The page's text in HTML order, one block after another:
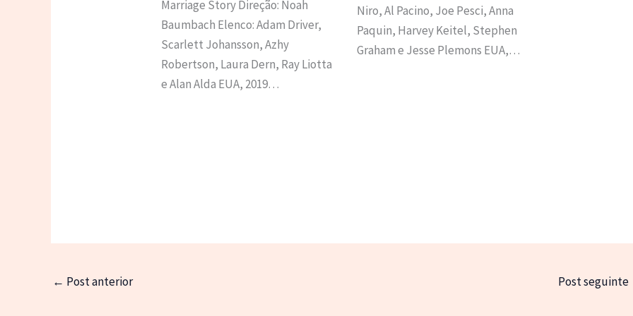
Marriage Story Direção: Noah
Baumbach Elenco: Adam Driver,
Scarlett Johansson, Azhy
Robertson, Laura Dern, Ray Liotta
e Alan Alda EUA, 2019…
Niro, Al Pacino, Joe Pesci, Anna
Paquin, Harvey Keitel, Stephen
Graham e Jesse Plemons EUA,…
← Post anterior Post seguinte